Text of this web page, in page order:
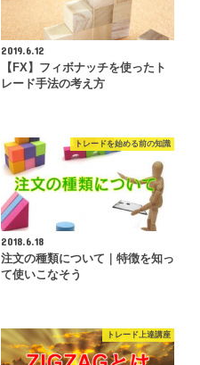
2019.6.12
【FX】フィボナッチを使ったト
レード手法の考え方
トレードを始める前の知識
2018.6.18
注文の種類について｜特徴を知っ
て使いこなそう
トレード上達講座